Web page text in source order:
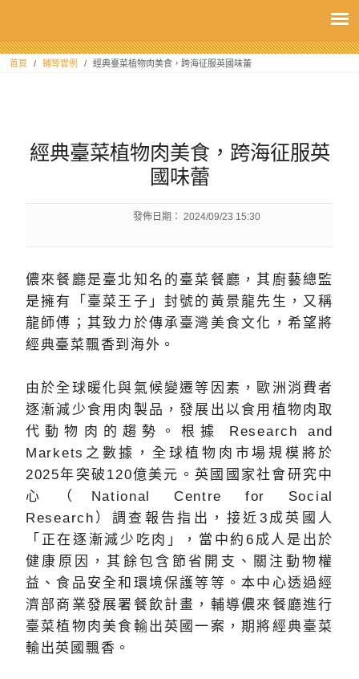
首頁 輔導實例 經典臺菜植物肉美食，跨海征服英國味蕾
經典臺菜植物肉美食，跨海征服英
國味蕾
發佈日期： 2024/09/23 15:30
儂來餐廳是臺北知名的臺菜餐廳，其廚藝總監
是擁有「臺菜王子」封號的黃景龍先生，又稱
龍師傅；其致力於傳承臺灣美食文化，希望將
經典臺菜飄香到海外。
由於全球暖化與氣候變遷等因素，歐洲消費者
逐漸減少食用肉製品，發展出以食用植物肉取
代動物肉的趨勢。根據 Research and
Markets之數據，全球植物肉市場規模將於
2025年突破120億美元。英國國家社會研究中
心（National Centre for Social
Research）調查報告指出，接近3成英國人
「正在逐漸減少吃肉」，當中約6成人是出於
健康原因，其餘包含節省開支、關注動物權
益、食品安全和環境保護等等。本中心透過經
濟部商業發展署餐飲計畫，輔導儂來餐廳進行
臺菜植物肉美食輸出英國一案，期將經典臺菜
輸出英國飄香。